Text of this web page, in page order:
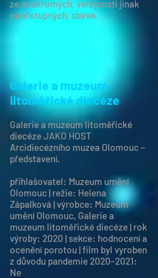
ze soukromých, veřejnosti jinak
nepřístupných, sbírek.
Galerie a muzeum
litoměřické diecéze
Galerie a muzeum litoměřické
diecéze JAKO HOST
Arcidiecézního muzea Olomouc –
představení.
přihlašovatel: Muzeum umění
Olomouc | režie: Helena
Zápalková | výrobce: Muzeum
umění Olomouc, Galerie a
muzeum litoměřické diecéze | rok
výroby: 2020 | sekce: hodnocení a
ocenění porotou | film byl vyroben
z důvodu pandemie 2020–2021:
Ne